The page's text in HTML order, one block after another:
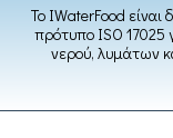
Το IWaterFood είναι
πρότυπο ISO 17025
νερού, λυμάτων